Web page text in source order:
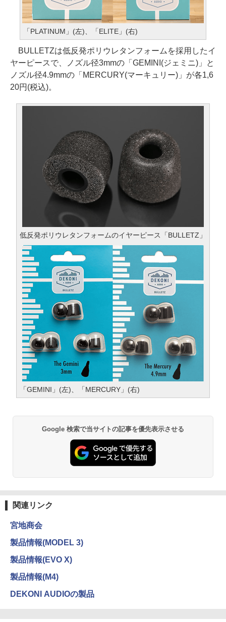
「PLATINUM」(左)、「ELITE」(右)
BULLETZは低反発ポリウレタンフォームを採用したイ
ヤーピースで、ノズル径3mmの「GEMINI(ジェミニ)」と
ノズル径4.9mmの「MERCURY(マーキュリー)」が各1,6
20円(税込)。
低反発ポリウレタンフォームのイヤーピース「BULLETZ」
「GEMINI」(左)、「MERCURY」(右)
Google 検索で当サイトの記事を優先表示させる
関連リンク
宮地商会
製品情報(MODEL 3)
製品情報(EVO X)
製品情報(M4)
DEKONI AUDIOの製品